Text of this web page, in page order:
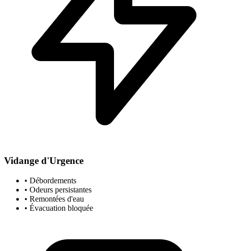
Vidange d'Urgence
• Débordements
• Odeurs persistantes
• Remontées d'eau
• Évacuation bloquée